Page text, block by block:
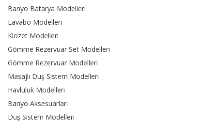
Banyo Batarya Modelleri
Lavabo Modelleri
Klozet Modelleri
Gömme Rezervuar Set Modelleri
Gömme Rezervuar Modelleri
Masajlı Duş Sistem Modelleri
Havluluk Modelleri
Banyo Aksesuarları
Duş Sistem Modelleri